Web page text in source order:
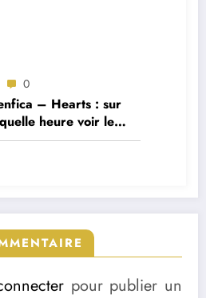
0
– Hearts : sur
heure voir le
pour publier un